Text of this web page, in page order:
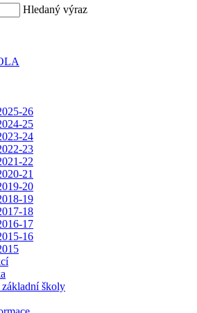
Hledaný výraz
26
25
24
23
22
21
20
19
18
17
16
školy